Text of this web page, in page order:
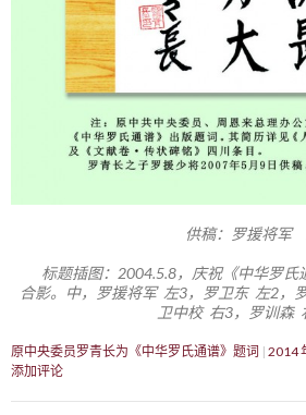
供稿：罗援将军
标题插图：2004.5.8，庆祝《中华罗
合影。中，罗援将军 左3，罗卫东 左2，
卫中校 右3，罗训森
原中央委员罗青长为《中华罗氏通谱》题词 2014
添加评论